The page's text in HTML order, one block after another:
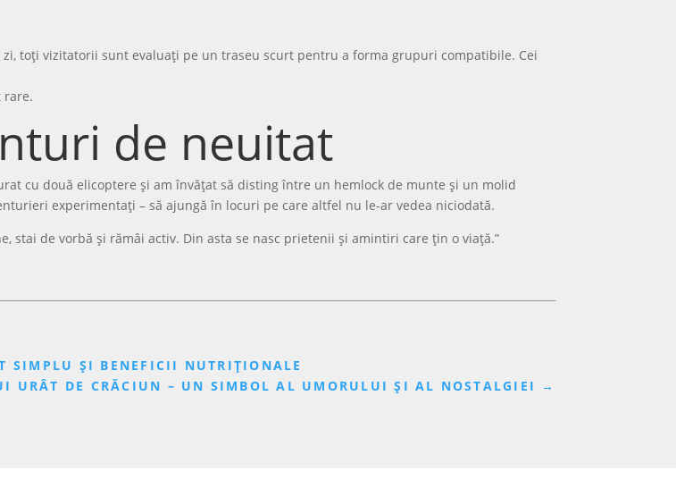
toți vizitatorii sunt evaluați pe un traseu scurt pentru a forma grupuri compatibile. Cei
rare.
de neuitat
cu două elicoptere și am învățat să disting între un hemlock de munte și un molid
experimentați – să ajungă în locuri pe care altfel nu le-ar vedea niciodată.
stai de vorbă și rămâi activ. Din asta se nasc prietenii și amintiri care țin o viață.”
SIMPLU ȘI BENEFICII NUTRIȚIONALE
URÂT DE CRĂCIUN – UN SIMBOL AL UMORULUI ȘI AL NOSTALGIEI →